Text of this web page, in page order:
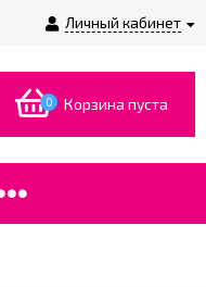
Личный кабинет
0 Корзина пуста